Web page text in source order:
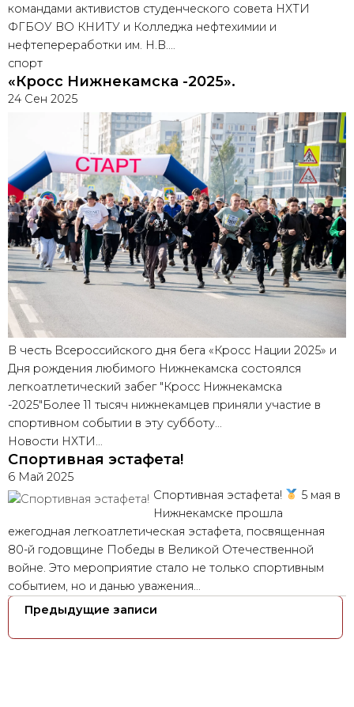
командами активистов студенческого совета НХТИ
ФГБОУ ВО КНИТУ и Колледжа нефтехимии и
нефтепереработки им. Н.В.…
спорт
«Кросс Нижнекамска -2025».
24 Сен 2025
В честь Всероссийского дня бега «Кросс Нации 2025» и
Дня рождения любимого Нижнекамска состоялся
легкоатлетический забег "Кросс Нижнекамска
-2025"Более 11 тысяч нижнекамцев приняли участие в
спортивном событии в эту субботу…
Новости НХТИ…
Спортивная эстафета!
6 Май 2025
Спортивная эстафета!
5 мая в
Нижнекамске прошла
ежегодная легкоатлетическая эстафета, посвященная
80-й годовщине Победы в Великой Отечественной
войне. Это мероприятие стало не только спортивным
событием, но и данью уважения…
Н
а
Предыдущие записи